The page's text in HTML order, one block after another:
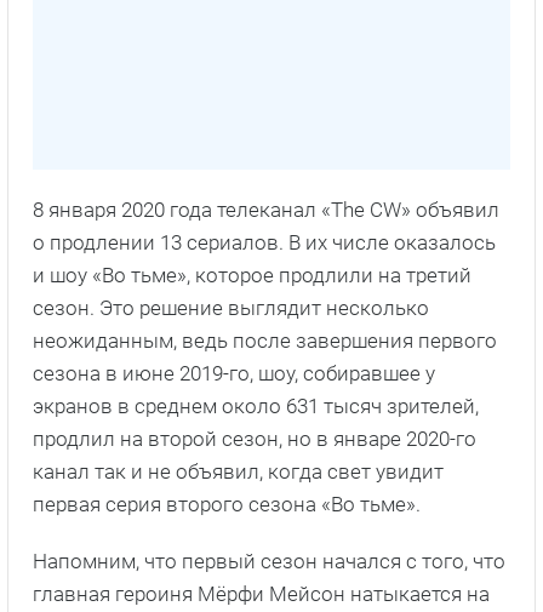
8 января 2020 года телеканал «The CW» объявил
о продлении 13 сериалов. В их числе оказалось
и шоу «Во тьме», которое продлили на третий
сезон. Это решение выглядит несколько
неожиданным, ведь после завершения первого
сезона в июне 2019-го, шоу, собиравшее у
экранов в среднем около 631 тысяч зрителей,
продлил на второй сезон, но в январе 2020-го
канал так и не объявил, когда свет увидит
первая серия второго сезона «Во тьме».
Напомним, что первый сезон начался с того, что
главная героиня Мёрфи Мейсон натыкается на